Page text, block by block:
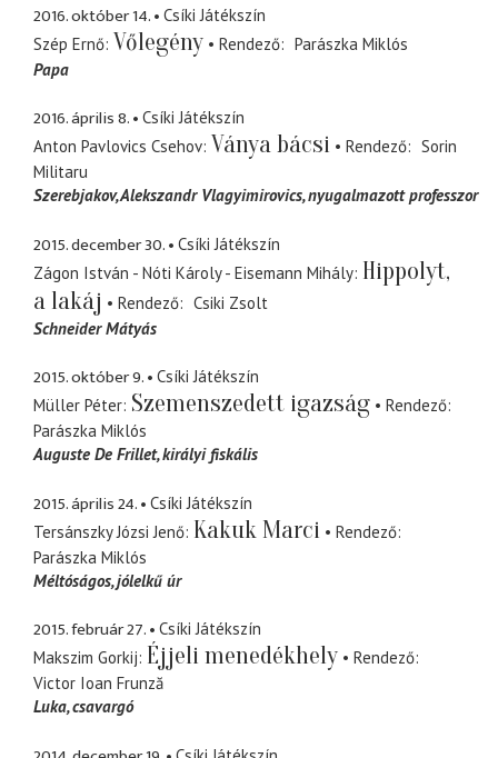
2016. október 14.
Csíki Játékszín
Szép Ernő Vőlegény Rendező
Parászka Miklós
Papa
2016. április 8.
Csíki Játékszín
Anton Pavlovics Csehov Ványa bácsi Rendező
Sorin
Militaru
Szerebjakov, Alekszandr Vlagyimirovics nyugalmazott professzor
2015. december 30.
Csíki Játékszín
Zágon István - Nóti Károly - Eisemann Mihály Hippolyt,
a lakáj
Rendező
Csiki Zsolt
Schneider Mátyás
2015. október 9.
Csíki Játékszín
Müller Péter Szemenszedett igazság
Rendező
Parászka Miklós
Auguste De Frillet királyi fiskális
2015. április 24.
Csíki Játékszín
Tersánszky Józsi Jenő Kakuk Marci
Rendező
Parászka Miklós
Méltóságos jólelkű úr
2015. február 27.
Csíki Játékszín
Makszim Gorkij Éjjeli menedékhely
Rendező
Victor Ioan Frunză
Luka csavargó